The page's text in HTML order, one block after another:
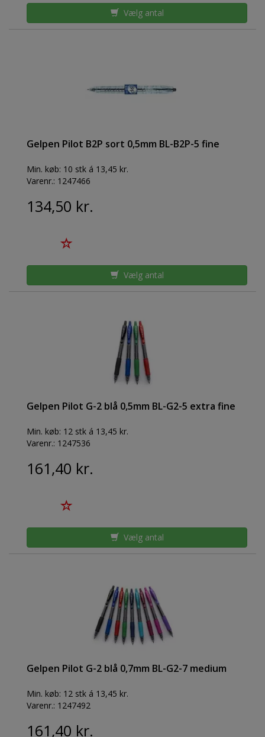
Vælg antal
Gelpen Pilot B2P sort 0,5mm BL-B2P-5 fine
Min. køb: 10 stk á 13,45 kr.
Varenr.: 1247466
134,50 kr.
Vælg antal
Gelpen Pilot G-2 blå 0,5mm BL-G2-5 extra fine
Min. køb: 12 stk á 13,45 kr.
Varenr.: 1247536
161,40 kr.
Vælg antal
Gelpen Pilot G-2 blå 0,7mm BL-G2-7 medium
Min. køb: 12 stk á 13,45 kr.
Varenr.: 1247492
161,40 kr.